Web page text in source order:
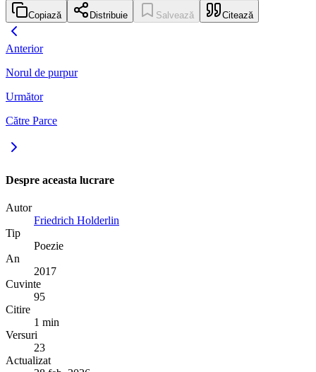
Copiază Distribuie Salvează Citează
Anterior
Norul de purpur
Următor
Către Parce
Despre aceasta lucrare
Autor
Friedrich Holderlin
Tip
Poezie
An
2017
Cuvinte
95
Citire
1 min
Versuri
23
Actualizat